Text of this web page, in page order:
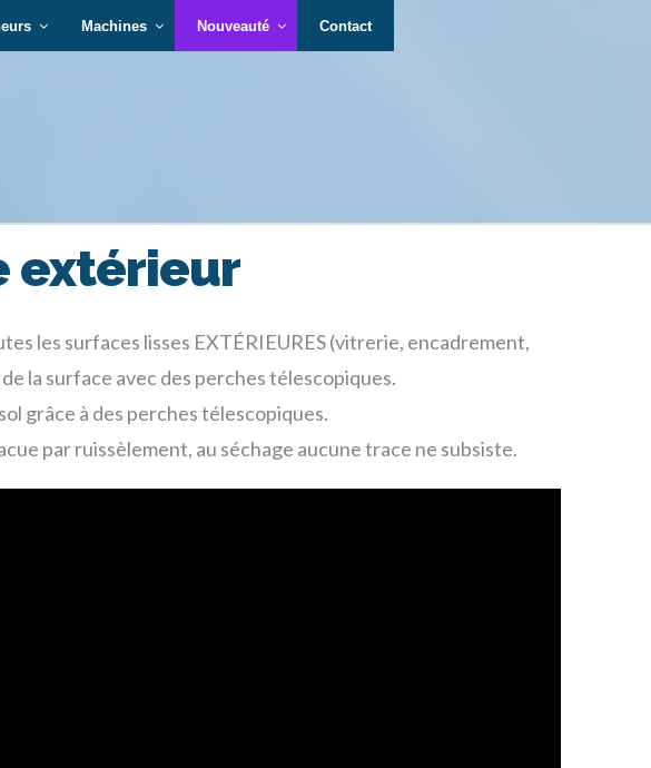
Machines Nouveauté Contact
extérieur
les surfaces lisses EXTÉRIEURES (vitrerie, encadrement,
la surface avec des perches télescopiques.
grâce à des perches télescopiques.
par ruissèlement, au séchage aucune trace ne subsiste.